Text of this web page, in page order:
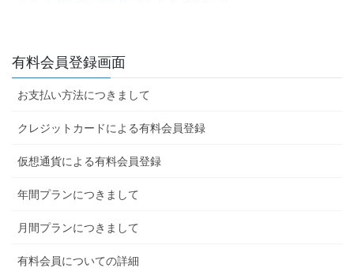
有料会員登録画面
お支払い方法につきまして
クレジットカードによる有料会員登録
仮想通貨による有料会員登録
年間プランにつきまして
月間プランにつきまして
有料会員についての詳細